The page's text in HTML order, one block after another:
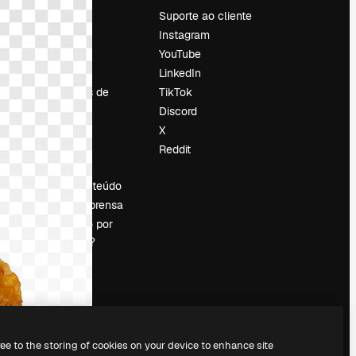
Sobre nós
Emprego
Tendências de
pesquisa
Vender conteúdo
Sala de imprensa
Procurando por
magnific.ai?
Suporte ao cliente
Instagram
YouTube
LinkedIn
TikTok
Discord
X
Reddit
to the storing of cookies on your device to enhance site